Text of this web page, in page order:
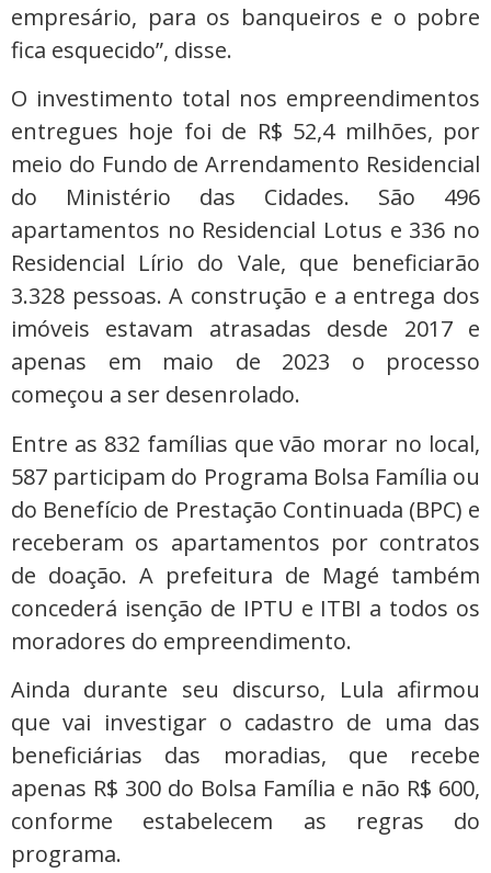
empresário, para os banqueiros e o pobre
fica esquecido”, disse.
O investimento total nos empreendimentos
entregues hoje foi de R$ 52,4 milhões, por
meio do Fundo de Arrendamento Residencial
do Ministério das Cidades. São 496
apartamentos no Residencial Lotus e 336 no
Residencial Lírio do Vale, que beneficiarão
3.328 pessoas. A construção e a entrega dos
imóveis estavam atrasadas desde 2017 e
apenas em maio de 2023 o processo
começou a ser desenrolado.
Entre as 832 famílias que vão morar no local,
587 participam do Programa Bolsa Família ou
do Benefício de Prestação Continuada (BPC) e
receberam os apartamentos por contratos
de doação. A prefeitura de Magé também
concederá isenção de IPTU e ITBI a todos os
moradores do empreendimento.
Ainda durante seu discurso, Lula afirmou
que vai investigar o cadastro de uma das
beneficiárias das moradias, que recebe
apenas R$ 300 do Bolsa Família e não R$ 600,
conforme estabelecem as regras do
programa.